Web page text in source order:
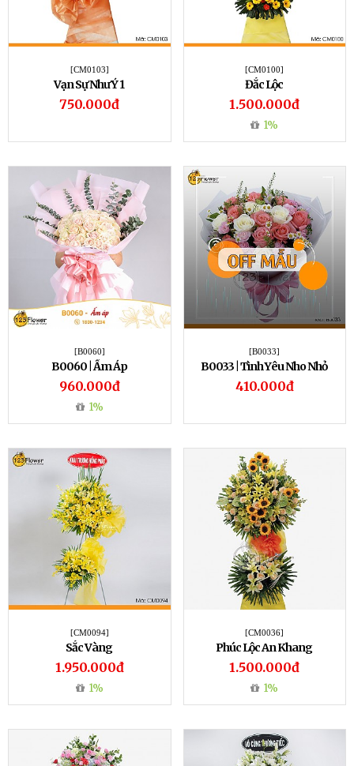
[CM0103]
Vạn Sự Như Ý 1
750.000đ
[CM0100]
Đắc Lộc
1.500.000đ
1%
[B0060]
B0060 | Ấm Áp
960.000đ
1%
[B0033]
B0033 | Tình Yêu Nho Nhỏ
410.000đ
[CM0094]
Sắc Vàng
1.950.000đ
1%
[CM0036]
Phúc Lộc An Khang
1.500.000đ
1%